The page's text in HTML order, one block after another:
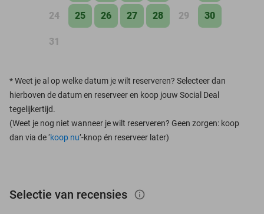
24 25 26 27 28 29 30
31
*Weet je al op welke datum je wilt reserveren? Selecteer dan
hierboven de datum en reserveer en koop jouw Social Deal
tegelijkertijd.
(Weet je nog niet wanneer je wilt reserveren? Geen zorgen: koop
dan via de ‘koop nu’-knop én reserveer later)
Selectie van recensies info_outlined